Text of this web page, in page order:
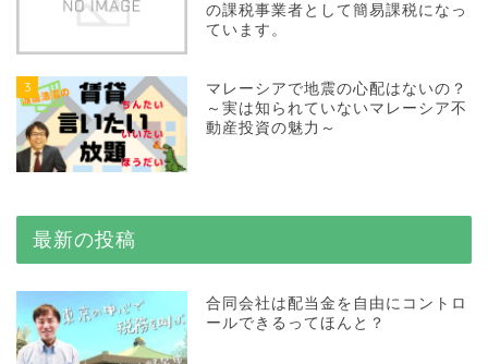
の課税事業者として簡易課税になっ
ています。
3
マレーシアで地震の心配はないの？
～実は知られていないマレーシア不
動産投資の魅力～
最新の投稿
合同会社は配当金を自由にコントロ
ールできるってほんと？